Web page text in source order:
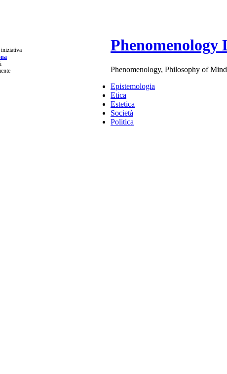
iniziativa
Phenomenology
Phenomenology, Philosophy of
Epistemologia
Etica
Estetica
Società
Politica